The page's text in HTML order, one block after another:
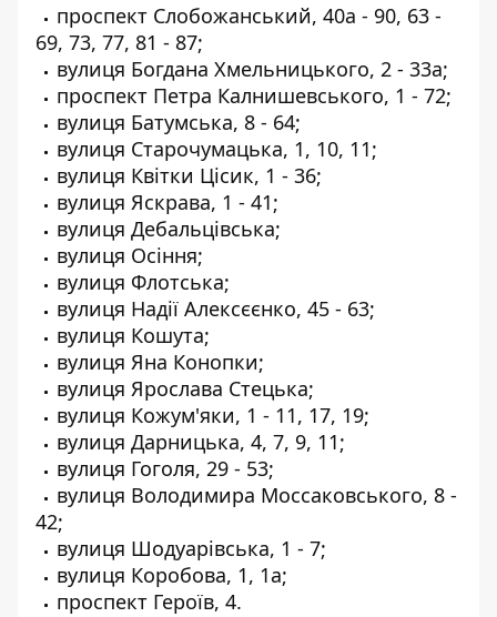
проспект Слобожанський, 40а - 90, 63 -
69, 73, 77, 81 - 87;
вулиця Богдана Хмельницького, 2 - 33а;
проспект Петра Калнишевського, 1 - 72;
вулиця Батумська, 8 - 64;
вулиця Старочумацька, 1, 10, 11;
вулиця Квітки Цісик, 1 - 36;
вулиця Яскрава, 1 - 41;
вулиця Дебальцівська;
вулиця Осіння;
вулиця Флотська;
вулиця Надії Алексєєнко, 45 - 63;
вулиця Кошута;
вулиця Яна Конопки;
вулиця Ярослава Стецька;
вулиця Кожум'яки, 1 - 11, 17, 19;
вулиця Дарницька, 4, 7, 9, 11;
вулиця Гоголя, 29 - 53;
вулиця Володимира Моссаковського, 8 -
42;
вулиця Шодуарівська, 1 - 7;
вулиця Коробова, 1, 1а;
проспект Героїв, 4.